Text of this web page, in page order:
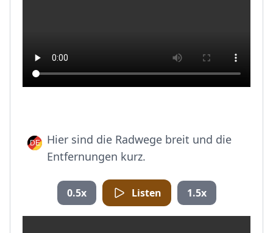
Hier sind die Radwege breit und die
Entfernungen kurz.
0.5x Listen 1.5x